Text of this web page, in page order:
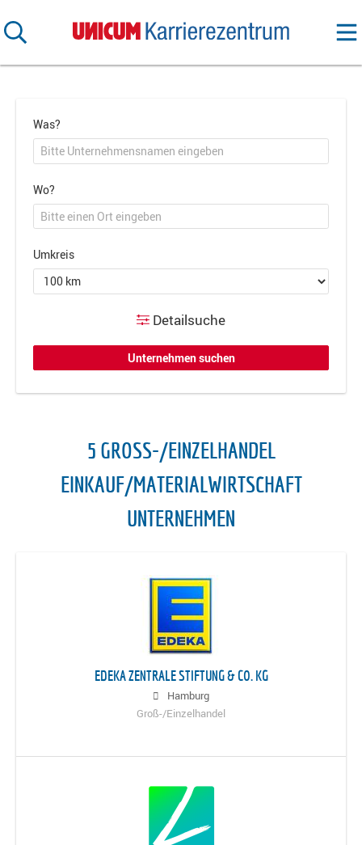
Was?
Wo?
Umkreis
Detailsuche
5 GROSS-/EINZELHANDEL E
INKAUF/MATERIALWIRTSCHAFT U
NTERNEHMEN
EDEKA ZENTRALE STIFTUNG & CO. KG
Hamburg
Groß-/Einzelhandel